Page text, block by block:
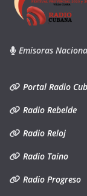
Emisoras
Portal Radio
Radio Rebelde
Radio Reloj
Radio Taíno
Radio Progreso